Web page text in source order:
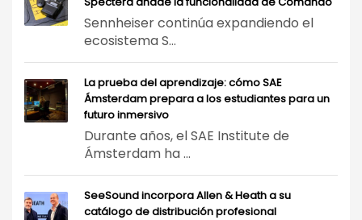
Sennheiser continúa expandiendo el
ecosistema S...
La prueba del aprendizaje: cómo SAE
Ámsterdam prepara a los estudiantes para un
futuro inmersivo
Durante años, el SAE Institute de
Ámsterdam ha ...
SeeSound incorpora Allen & Heath a su
catálogo de distribución profesional